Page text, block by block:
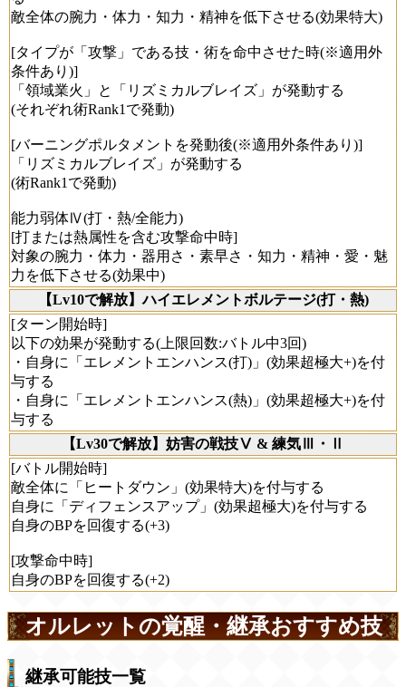
敵全体の腕力・体力・知力・精神を低下させる(効果特大)
[タイプが「攻撃」である技・術を命中させた時(※適用外
条件あり)]
「領域業火」と「リズミカルブレイズ」が発動する
(それぞれ術Rank1で発動)
[バーニングポルタメントを発動後(※適用外条件あり)]
「リズミカルブレイズ」が発動する
(術Rank1で発動)
能力弱体Ⅳ(打・熱/全能力)
[打または熱属性を含む攻撃命中時]
対象の腕力・体力・器用さ・素早さ・知力・精神・愛・魅
力を低下させる(効果中)
【Lv10で解放】ハイエレメントボルテージ(打・熱)
[ターン開始時]
以下の効果が発動する(上限回数:バトル中3回)
・自身に「エレメントエンハンス(打)」(効果超極大+)を付
与する
・自身に「エレメントエンハンス(熱)」(効果超極大+)を付
与する
【Lv30で解放】妨害の戦技Ⅴ & 練気Ⅲ・Ⅱ
[バトル開始時]
敵全体に「ヒートダウン」(効果特大)を付与する
自身に「ディフェンスアップ」(効果超極大)を付与する
自身のBPを回復する(+3)
[攻撃命中時]
自身のBPを回復する(+2)
オルレットの覚醒・継承おすすめ技
継承可能技一覧